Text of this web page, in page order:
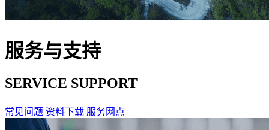
服务与支持
SERVICE SUPPORT
常见问题 资料下载 服务网点